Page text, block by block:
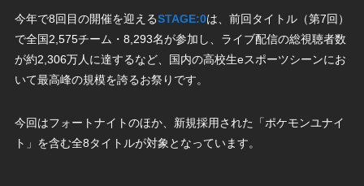
今年で8回目の開催を迎えるSTAGE:0は、前回タイトル（第7回）
で全国2,575チーム・8,293名が参加し、ライブ配信の総視聴者数
が約2,306万人に達するなど、国内の高校生eスポーツシーンにお
いて最高峰の規模を誇るお祭りです。
今回はフォートナイトのほか、新規採用された「ポケモンユナイ
ト」を含む全8タイトルが対象となっています。